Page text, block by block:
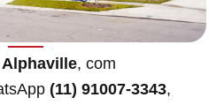
, com
(11) 91007-3343,